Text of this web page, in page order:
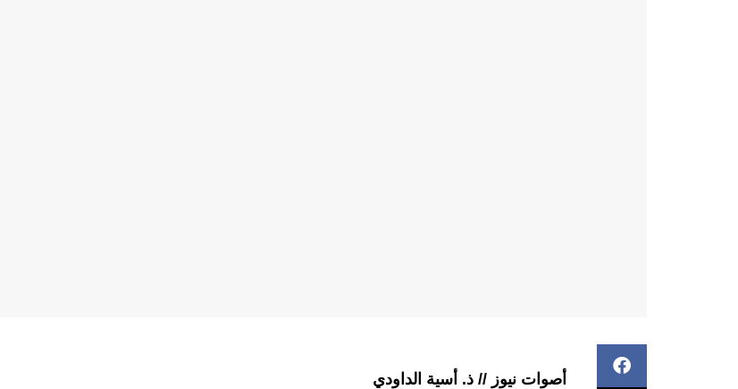
أصوات نيوز // ذ. أسية الداودي